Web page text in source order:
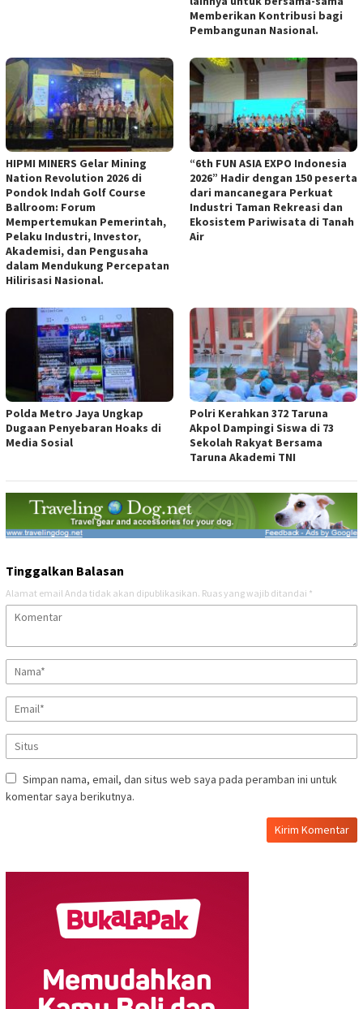
Memberikan Kontribusi bagi
Pembangunan Nasional.
HIPMI MINERS Gelar Mining
Nation Revolution 2026 di
Pondok Indah Golf Course
Ballroom: Forum
Mempertemukan Pemerintah,
Pelaku Industri, Investor,
Akademisi, dan Pengusaha
dalam Mendukung Percepatan
Hilirisasi Nasional.
“6th FUN ASIA EXPO Indonesia
2026” Hadir dengan 150 peserta
dari mancanegara Perkuat
Industri Taman Rekreasi dan
Ekosistem Pariwisata di Tanah
Air
Polda Metro Jaya Ungkap
Dugaan Penyebaran Hoaks di
Media Sosial
Polri Kerahkan 372 Taruna
Akpol Dampingi Siswa di 73
Sekolah Rakyat Bersama
Taruna Akademi TNI
Tinggalkan Balasan
Alamat email Anda tidak akan dipublikasikan. Ruas yang wajib ditandai *
Simpan nama, email, dan situs web saya pada peramban ini untuk
komentar saya berikutnya.